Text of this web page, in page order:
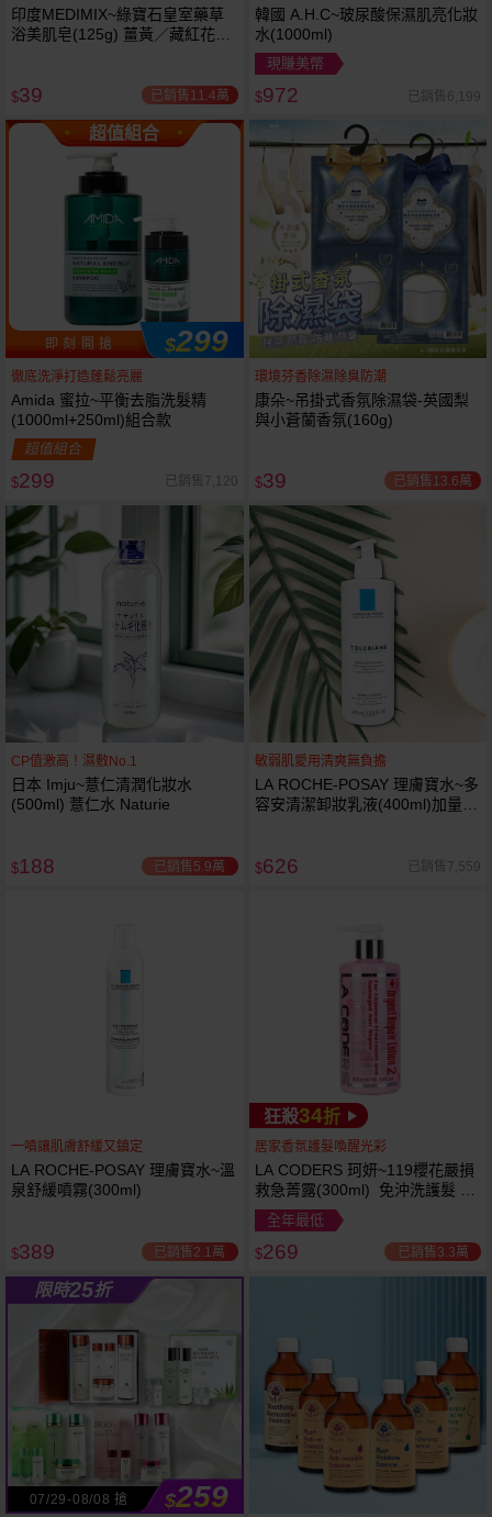
印度MEDIMIX~綠寶石皇室藥草
浴美肌皂(125g) 薑黃／藏紅花／
$39 已銷售11.4萬
韓國 A.H.C~玻尿酸保濕肌亮化妝
水(1000ml)
現賺美幣
$972 已銷售6,199
超值組合
即 刻 開 搶 $299
徹底洗淨打造蓬鬆亮麗
Amida 蜜拉~平衡去脂洗髮精
(1000ml+250ml)組合款
超值組合
$299 已銷售7,120
環境芬香除濕除臭防潮
康朵~吊掛式香氛除濕袋-英國梨
與小蒼蘭香氛(160g)
$39 已銷售13.6萬
CP值激高！濕敷No.1
日本 Imju~薏仁清潤化妝水
(500ml) 薏仁水 Naturie
$188 已銷售5.9萬
敏弱肌愛用清爽無負擔
LA ROCHE-POSAY 理膚寶水~多
容安清潔卸妝乳液(400ml)加量
$626 已銷售7,559
一噴讓肌膚舒緩又鎮定
LA ROCHE-POSAY 理膚寶水~溫
泉舒緩噴霧(300ml)
$389 已銷售2.1萬
狂殺34折
居家香氛護髮喚醒光彩
LA CODERS 珂妍~119櫻花嚴損
救急菁露(300ml) 免沖洗護髮 蕾
舒法克
全年最低
$269 已銷售3.3萬
限時25折
07/29-08/08 搶 $259